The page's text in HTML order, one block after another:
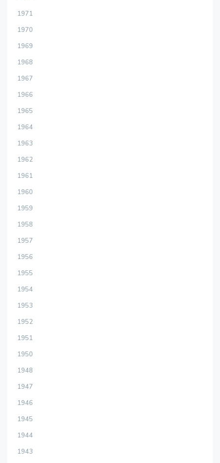
1971
1970
1969
1968
1967
1966
1965
1964
1963
1962
1961
1960
1959
1958
1957
1956
1955
1954
1953
1952
1951
1950
1948
1947
1946
1945
1944
1943